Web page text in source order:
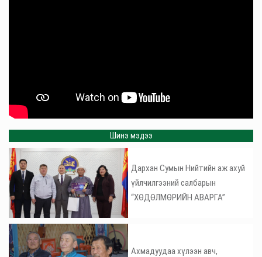
Шинэ мэдээ
Дархан Сумын Нийтийн аж ахуй
үйлчилгээний салбарын
“ХӨДӨЛМӨРИЙН АВАРГА”
Ахмадуудаа хүлээн авч,